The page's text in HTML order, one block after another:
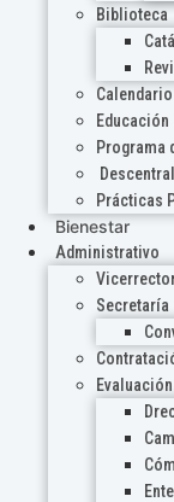
Biblioteca
Educación
Programa
Prácticas
Bienestar
Administrativo
Secretaría